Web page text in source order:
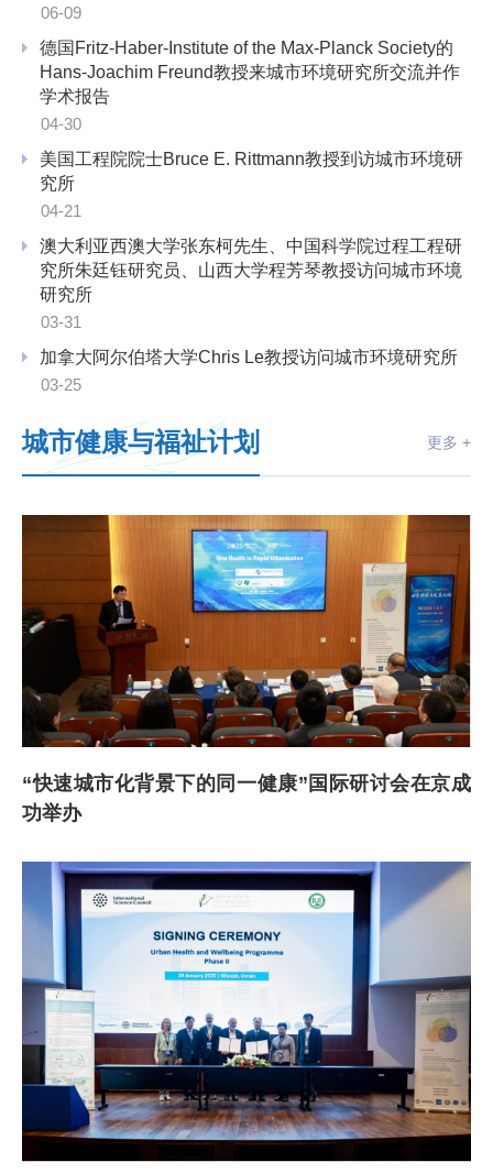
06-09
德国Fritz-Haber-Institute of the Max-Planck Society的
Hans-Joachim Freund教授来城市环境研究所交流并作
学术报告
04-30
美国工程院院士Bruce E. Rittmann教授到访城市环境研
究所
04-21
澳大利亚西澳大学张东柯先生、中国科学院过程工程研
究所朱廷钰研究员、山西大学程芳琴教授访问城市环境
研究所
03-31
加拿大阿尔伯塔大学Chris Le教授访问城市环境研究所
03-25
城市健康与福祉计划 更多 +
“快速城市化背景下的同一健康”国际研讨会在京成
功举办